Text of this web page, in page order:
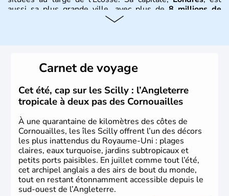
aussi sa plus grande ville, avec plus de 8 millions de
population totale du Royaume-Uni
Histoire et administration
naît officiellement en 1801 avec l’
d’Union, réunissant leRoyaume de Grande-Bretagne
Royaume d’Irlande. Puissance majeure duSiècle des
Lumières, il s’illustre enlittérature, ensciences
l’innovation. Il devient en 1807 la première nation à abolir
commerce d’esclaves. Membre de l’Union Européenne
à partir de 1973, le Royaume-Uniengage, dès les années
1980, d’importantesréformes économiquesfondées sur
lelibéralisme, influençant durablement son
développement. Sonhistoire richecontinue de marquer
sa culture et son rayonnement international.
Carnet de voyage
Cet été, cap sur les Scilly : l’Angleterre
tropicale à deux pas des Cornouailles
À une quarantaine de kilomètres des côtes de
Cornouailles, les îles Scilly offrent l’un des décors
les plus inattendus du Royaume-Uni : plages
claires, eaux turquoise, jardins subtropicaux et
petits ports paisibles. En juillet comme tout l’été,
cet archipel anglais a des airs de bout du monde,
tout en restant étonnamment accessible depuis le
sud-ouest de l’Angleterre.